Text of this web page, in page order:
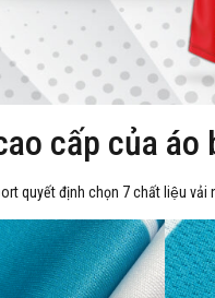
cấp của
quyết định chọn 7 chất liệu